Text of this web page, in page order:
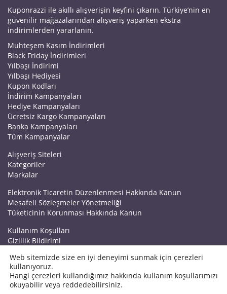
Kuponrazzi ile akıllı alışverişin keyfini çıkarın, Türkiye’nin en
güvenilir mağazalarından alışveriş yaparken ekstra
indirimlerden yararlanın.
Muhteşem Kasım İndirimleri
Black Friday İndirimleri
Yılbaşı İndirimi
Yılbaşı Hediyesi
Kupon Kodları
İndirim Kampanyaları
Hediye Kampanyaları
Ücretsiz Kargo Kampanyaları
Banka Kampanyaları
Tüm Kampanyalar
Alışveriş Siteleri
Kategoriler
Markalar
Elektronik Ticaretin Düzenlenmesi Hakkında Kanun
Mesafeli Sözleşmeler Yönetmeliği
Tüketicinin Korunması Hakkında Kanun
Kullanım Koşulları
Gizlilik Bildirimi
Kuponrazzi Blog
Mağaza Ekle
İletişim
Web sitemizde size en iyi deneyimi sunmak için çerezleri
kullanıyoruz.
Hangi çerezleri kullandığımız hakkında kullanım koşullarımızı
okuyabilir veya reddedebilirsiniz.